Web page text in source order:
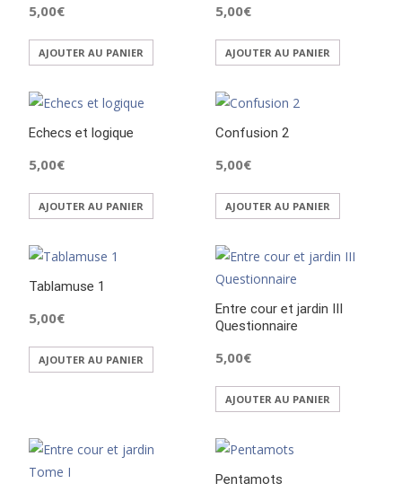
5,00€
AJOUTER AU PANIER
5,00€
AJOUTER AU PANIER
Echecs et logique
5,00€
AJOUTER AU PANIER
Confusion 2
5,00€
AJOUTER AU PANIER
Tablamuse 1
5,00€
AJOUTER AU PANIER
Entre cour et jardin III
Questionnaire
5,00€
AJOUTER AU PANIER
Pentamots